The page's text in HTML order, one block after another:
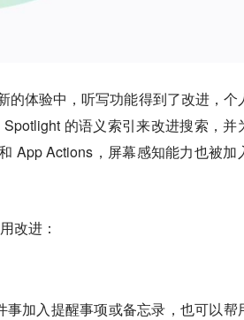
的体验中，听写功能得到了改进，个
的语义索引来改进搜索，并
App Actions，屏幕感知能力也被加
改进：
加入提醒事项或备忘录，也可以帮